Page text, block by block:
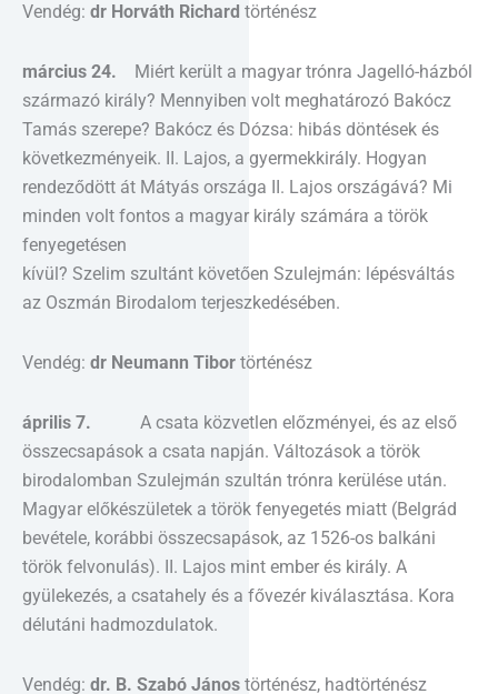
Vendég: dr Horváth Richard történész
március 24.
Miért került a magyar trónra Jagelló-házból
származó király? Mennyiben volt meghatározó Bakócz
Tamás szerepe? Bakócz és Dózsa: hibás döntések és
következményeik. II. Lajos, a gyermekkirály. Hogyan
rendeződött át Mátyás országa II. Lajos országává? Mi
minden volt fontos a magyar király számára a török
fenyegetésen
kívül? Szelim szultánt követően Szulejmán: lépésváltás
az Oszmán Birodalom terjeszkedé­sében.
Vendég: dr Neumann Tibor történész
április 7.
A csata közvetlen előzményei, és az első
összecsapások a csata napján. Változások a török
birodalomban Szulejmán szultán trónra kerülése után.
Magyar előkészületek a török fenyegetés miatt (Belgrád
bevétele, korábbi összecsapások, az 1526-os balkáni
török felvonulás). II. Lajos mint ember és király. A
gyülekezés, a csatahely és a fővezér kiválasztása. Kora
délutáni hadmozdulatok.
Vendég: dr. B. Szabó János történész, hadtörténész